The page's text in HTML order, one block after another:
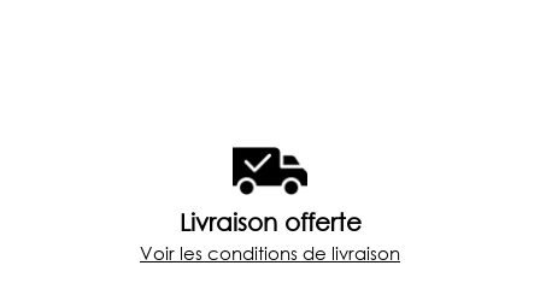
Livraison offerte
Voir les conditions de livraison